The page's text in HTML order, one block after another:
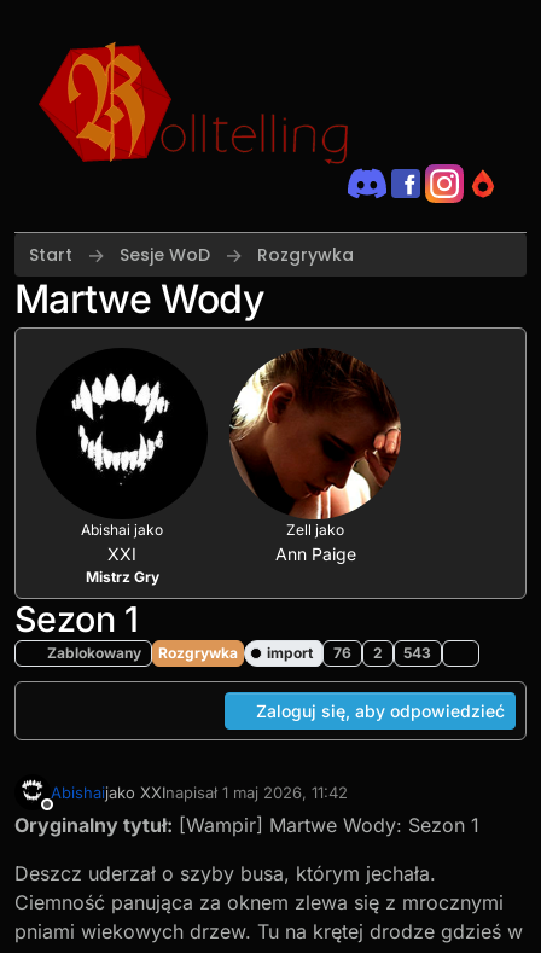
Start Sesje WoD Rozgrywka
Martwe Wody
Abishai jako
XXI
Mistrz Gry
Zell jako
Ann Paige
Sezon 1
Zablokowany Rozgrywka import 76 2 543
Zaloguj się, aby odpowiedzieć
Niedostępny
Abishaijako XXInapisał1 maj 2026, 11:42
ostatnio edytowany przez Zell
Oryginalny tytuł: [Wampir] Martwe Wody: Sezon 1
Deszcz uderzał o szyby busa, którym jechała.
Ciemność panująca za oknem zlewa się z mrocznymi
pniami wiekowych drzew. Tu na krętej drodze gdzieś w